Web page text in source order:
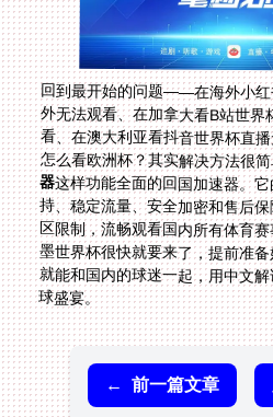
回到最开始的问题——在海外小红
外无法观看、在加拿大看B站世
看、在澳大利亚看抖音世界杯直
怎么看欧洲杯？其实解决方法很
器这样功能全面的回国加速器。
持、稳定流量、安全加密和售后
区限制，流畅观看国内所有体
墨世界杯很快就要来了，提前准备
球盛宴。
← 前一篇文章